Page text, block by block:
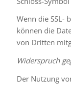
Wenn die SSL-
können die
von Dritten
Widerspruch
Der Nutzung